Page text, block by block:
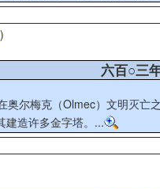
)
六百○三
尔梅克（Olmec）文明灭
建造许多金字塔。...